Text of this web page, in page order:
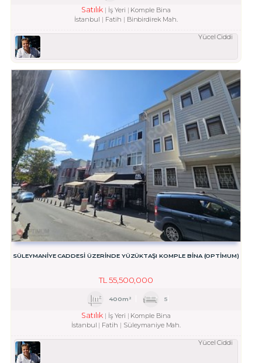
Satılık İş Yeri
Komple Bina
İstanbul
Fatih Binbirdirek Mah.
Yücel Ciddi
SÜLEYMANİYE CADDESİ ÜZERİNDE YÜZÜKTAŞI KOMPLE BİNA (OPTİMUM)
TL 55,500,000
400m² 5
Satılık İş Yeri
Komple Bina
İstanbul
Fatih Süleymaniye Mah.
Yücel Ciddi